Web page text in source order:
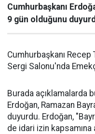
Cumhurbaşkanı
9 gün olduğunu
Cumhurbaşkanı
Sergi Salonu'nda
Burada açıklamalarda
Erdoğan, Ramazan
duyurdu. Erdoğan,
de idari izin